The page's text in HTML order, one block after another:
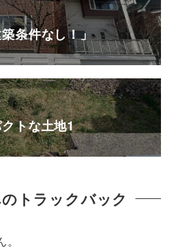
条件なし！」
トな土地1
トラックバック